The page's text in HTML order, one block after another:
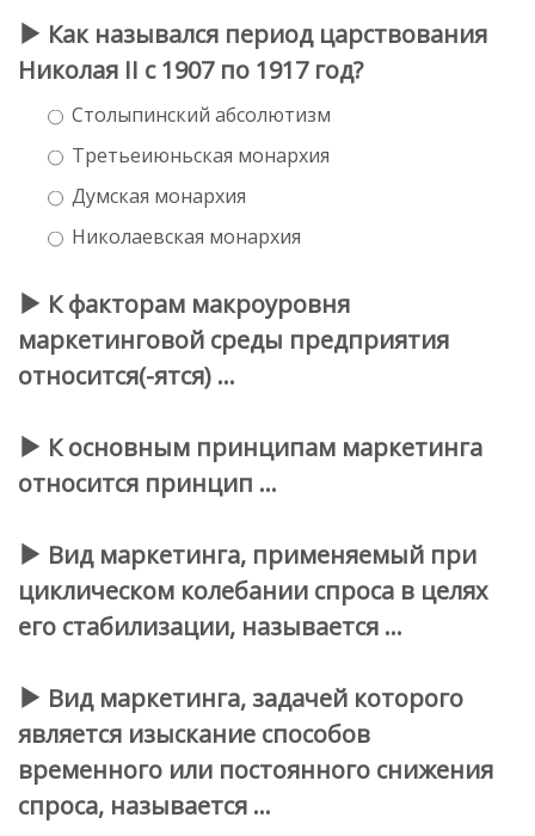
Как назывался период царствования
Николая II с 1907 по 1917 год?
Столыпинский абсолютизм
Третьеиюньская монархия
Думская монархия
Николаевская монархия
К факторам макроуровня
маркетинговой среды предприятия
относится(-ятся) …
К основным принципам маркетинга
относится принцип …
Вид маркетинга, применяемый при
циклическом колебании спроса в целях
его стабилизации, называется …
Вид маркетинга, задачей которого
является изыскание способов
временного или постоянного снижения
спроса, называется …